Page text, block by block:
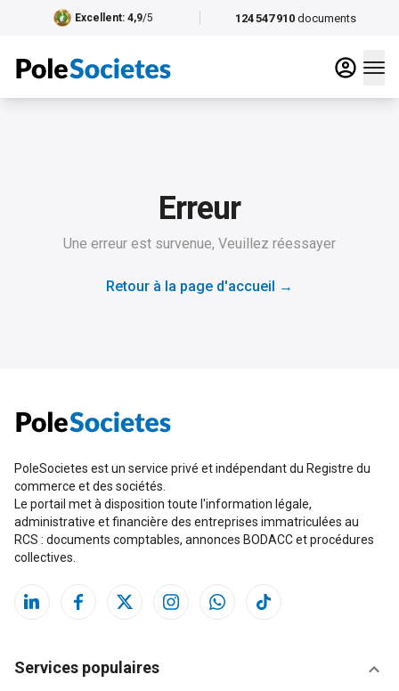
124 547 910 documents
Excellent: 4,9/5
Erreur
Une erreur est survenue, Veuillez réessayer
Retour à la page d'accueil →
PoleSocietes est un service privé et indépendant du Registre du
commerce et des sociétés.
Le portail met à disposition toute l'information légale,
administrative et financière des entreprises immatriculées au
RCS : documents comptables, annonces BODACC et procédures
collectives.
Services populaires